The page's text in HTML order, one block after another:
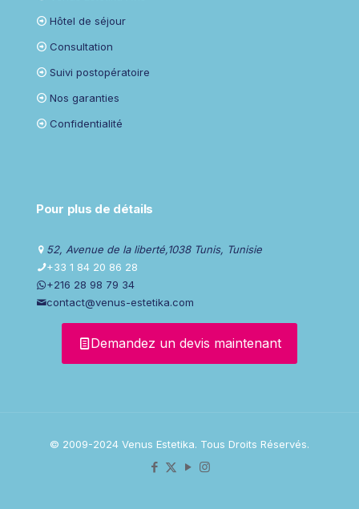
Hôtel de séjour
Consultation
Suivi postopératoire
Nos garanties
Confidentialité
Pour plus de détails
52, Avenue de la liberté,1038 Tunis, Tunisie
+33 1 84 20 86 28
+216 28 98 79 34
contact@venus-estetika.com
Demandez un devis maintenant
© 2009-2024 Venus Estetika. Tous Droits Réservés.